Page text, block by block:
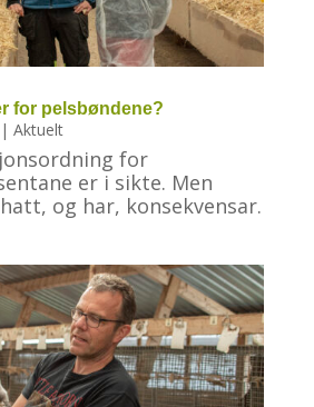
for pelsbøndene?
| Aktuelt
for
er i sikte. Men
og har, konsekvensar.